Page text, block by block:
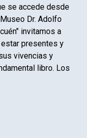
se accede desde
Dr. Adolfo
invitamos a
presentes y
vivencias y
libro. Los